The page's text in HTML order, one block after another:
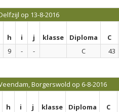
op 13-8-2016
h i j klasse Diploma
C
9 - - C 43
Borgerswold op 6-8-2016
h i j klasse Diploma
C